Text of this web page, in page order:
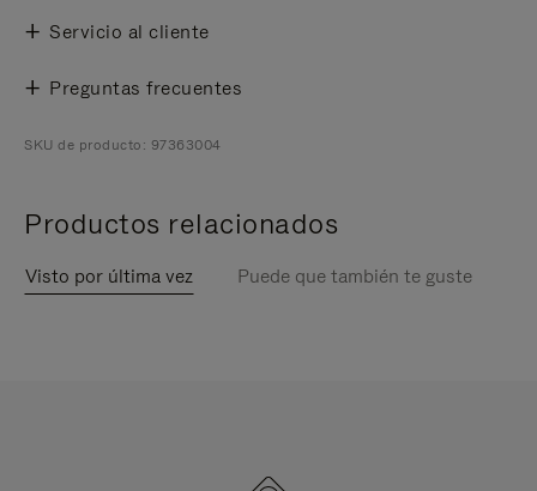
Servicio al cliente
Preguntas frecuentes
SKU de producto: 97363004
Productos relacionados
Visto por última vez Puede que también te guste